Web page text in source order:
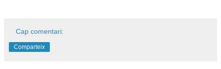
Cap comentari:
Comparteix